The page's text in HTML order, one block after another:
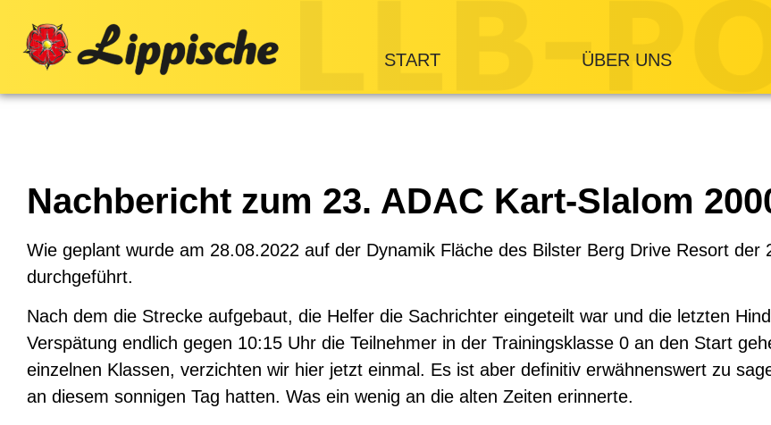
START ÜBER UNS
Nachbericht zum 23. ADAC Kart-Slalom
Wie geplant wurde am 28.08.2022 auf der Dynamik Fläche des Bilster Berg Drive Resort der
durchgeführt.
Nach dem die Strecke aufgebaut, die Helfer die Sachrichter eingeteilt war und die letzten
Verspätung endlich gegen 10:15 Uhr die Teilnehmer in der Trainingsklasse 0 an den Start
einzelnen Klassen, verzichten wir hier jetzt einmal. Es ist aber definitiv erwähnenswert zu
an diesem sonnigen Tag hatten. Was ein wenig an die alten Zeiten erinnerte.